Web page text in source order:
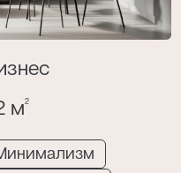
соответствии с
м2